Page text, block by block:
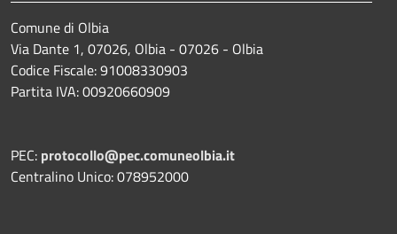
Comune di Olbia
Via Dante 1, 07026, Olbia - 07026 - Olbia
Codice Fiscale: 91008330903
Partita IVA: 00920660909
PEC: protocollo@pec.comuneolbia.it
Centralino Unico: 078952000